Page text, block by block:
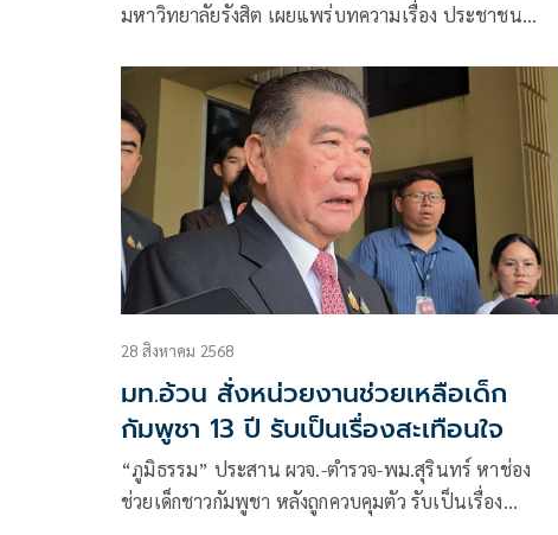
มหาวิทยาลัยรังสิต เผยแพร่บทความเรื่อง ประชาชน
เนื้อหาดังนี้
28 สิงหาคม 2568
มท.อ้วน สั่งหน่วยงานช่วยเหลือเด็ก
กัมพูชา 13 ปี รับเป็นเรื่องสะเทือนใจ
“ภูมิธรรม”​ ประสาน​ ผวจ.​-ตำรวจ-พม.สุรินทร์ หาช่อง
ช่วยเด็กชาวกัมพูชา หลังถูกควบคุมตัว รับเป็นเรื่อง